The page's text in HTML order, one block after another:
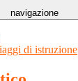
navigazione
di istruzione